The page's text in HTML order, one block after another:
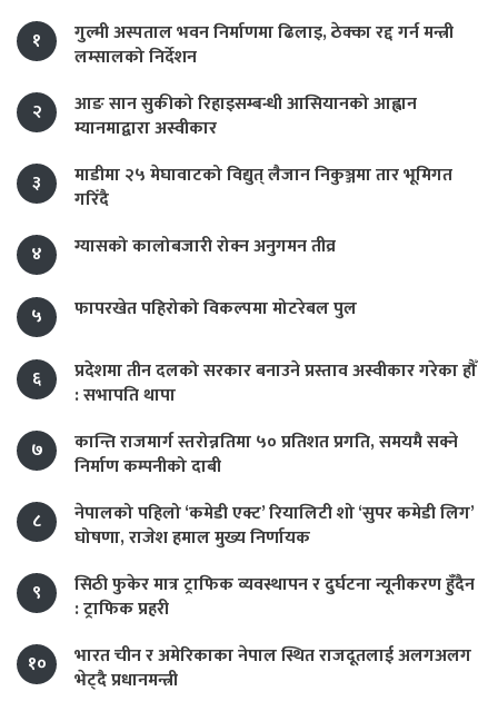
१
गुल्मी अस्पताल भवन निर्माणमा ढिलाइ, ठेक्का रद्द गर्न मन्त्री
लम्सालको निर्देशन
२
आङ सान सुकीको रिहाइसम्बन्धी आसियानको आह्वान
म्यानमाद्वारा अस्वीकार
३
माडीमा २५ मेघावाटको विद्युत् लैजान निकुञ्जमा तार भूमिगत
गरिँदै
४
ग्यासको कालोबजारी रोक्न अनुगमन तीव्र
५ फापरखेत पहिरोको विकल्पमा मोटरेबल पुल
६
प्रदेशमा तीन दलको सरकार बनाउने प्रस्ताव अस्वीकार गरेका हौँ
: सभापति थापा
७
कान्ति राजमार्ग स्तरोन्नतिमा ५० प्रतिशत प्रगति, समयमै सक्ने
निर्माण कम्पनीको दाबी
८
नेपालको पहिलो ‘कमेडी एक्ट’ रियालिटी शो ‘सुपर कमेडी लिग’
घोषणा, राजेश हमाल मुख्य निर्णायक
९
सिठी फुकेर मात्र ट्राफिक व्यवस्थापन र दुर्घटना न्यूनीकरण हुँदैन
: ट्राफिक प्रहरी
१०
भारत चीन र अमेरिकाका नेपाल स्थित राजदूतलाई अलगअलग
भेट्दै प्रधानमन्त्री